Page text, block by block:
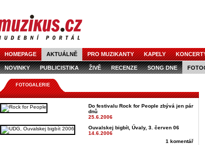
HOMEPAGE AKTUÁLNĚ PRO MUZIKANTY KAPELY
NOVINKY PUBLICISTIKA ŽIVĚ RECENZE SONG DNE
FOTOGALERIE
Do festivalu Rock for People zbývá jen pár
dnů
25.6.2006
Ouvalskej bigbít, Úvaly, 3. červen 06
14.6.2006
1 komentář